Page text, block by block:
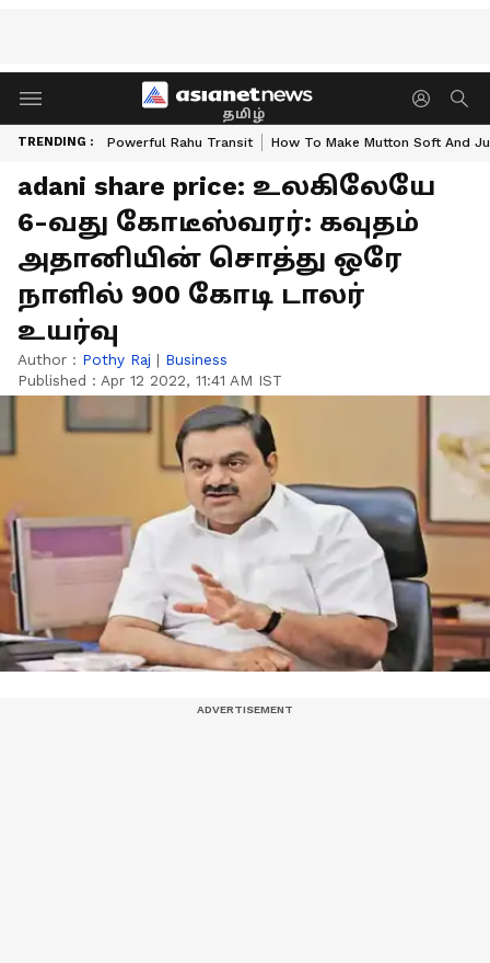
தமிழ்
TRENDING : Powerful Rahu Transit How To Make Mutton Soft And
adani share price: உலகிலேயே
6-வது கோடீஸ்வரர்: கவுதம்
அதானியின் சொத்து ஒரே
நாளில் 900 கோடி டாலர்
உயர்வு
Author : Pothy Raj | Business
Published : Apr 12 2022, 11:41 AM IST